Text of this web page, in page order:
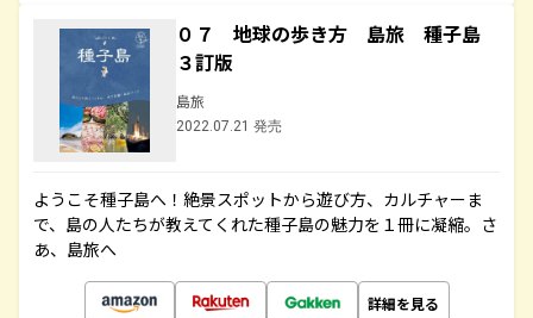
０７ 地球の歩き方 島旅 種子島
３訂版
島旅
2022.07.21 発売
ようこそ種子島へ！絶景スポットから遊び方、カルチャーま
で、島の人たちが教えてくれた種子島の魅力を１冊に凝縮。さ
あ、島旅へ
詳細を見る